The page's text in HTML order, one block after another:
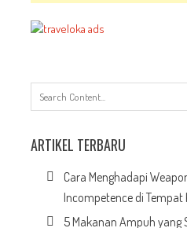
ARTIKEL TERBARU
Cara Menghadapi
Incompetence di Tempat
5 Makanan Ampuh yang